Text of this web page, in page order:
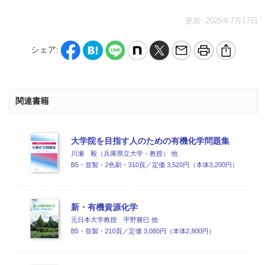
更新: 2025年7月17日
シェア:
関連書籍
大学院を目指す人のための有機化学問題集
川瀬 毅（兵庫県立大学・教授） 他
B5・並製・2色刷・310頁／定価 3,520円（本体3,200円）
新・有機資源化学
元日本大学教授 平野勝巳 他
B5・並製・210頁／定価 3,080円（本体2,800円）